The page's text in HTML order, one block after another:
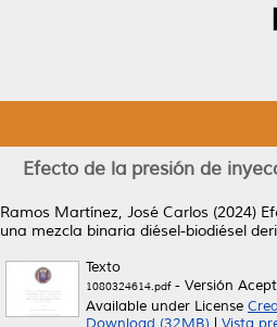
Efecto de la presión de
Ramos Martínez, José Carlos (2024)
una mezcla binaria diésel-biodiésel
Texto
1080324614.pdf- Versión
Available under License